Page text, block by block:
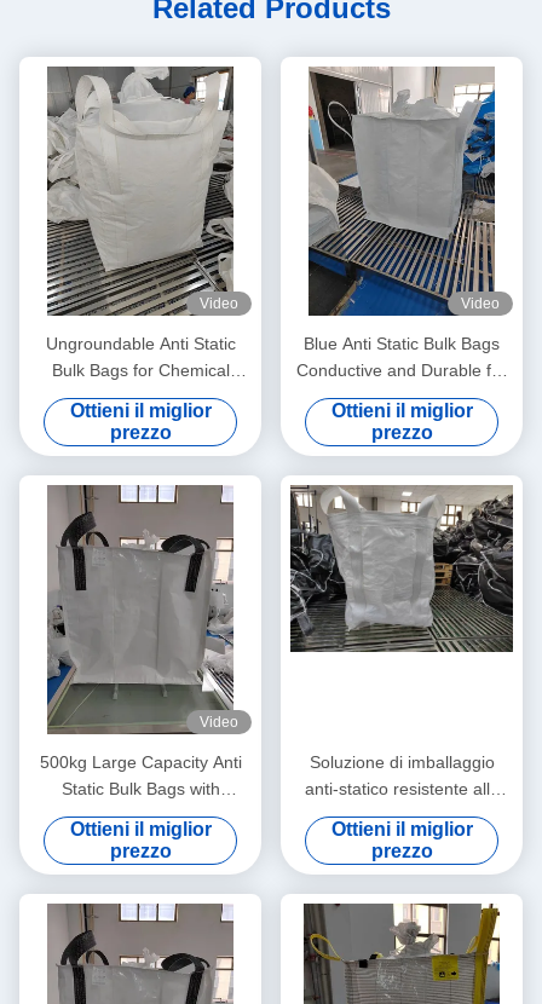
Related Products
Video
Ungroundable Anti Static
Bulk Bags for Chemical
Distribution Solutions
Ottieni il miglior
prezzo
Video
Blue Anti Static Bulk Bags
Conductive and Durable for
All Your Storage Needs
Ottieni il miglior
prezzo
Video
500kg Large Capacity Anti
Static Bulk Bags with
Ungroundable Material
Ottieni il miglior
prezzo
Soluzione di imballaggio
anti-statico resistente alle
lacrime per il controllo statico
e il trasporto sicuro dei
prodotti
Ottieni il miglior
prezzo